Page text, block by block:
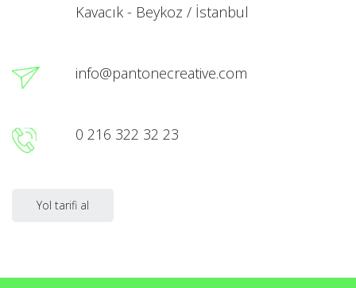
Kavacık - Beykoz / İstanbul
info@pantonecreative.com
0 216 322 32 23
Yol tarifi al